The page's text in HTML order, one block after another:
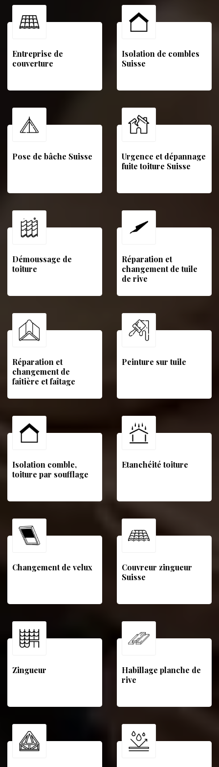
Entreprise de
couverture
Isolation de combles
Suisse
Pose de bâche Suisse
Urgence et dépannage
fuite toiture Suisse
Démoussage de
toiture
Réparation et
changement de tuile
de rive
Réparation et
changement de
faîtière et faîtage
Peinture sur tuile
Isolation comble,
toiture par soufflage
Etanchéité toiture
Changement de velux
Couvreur zingueur
Suisse
Zingueur
Habillage planche de
rive